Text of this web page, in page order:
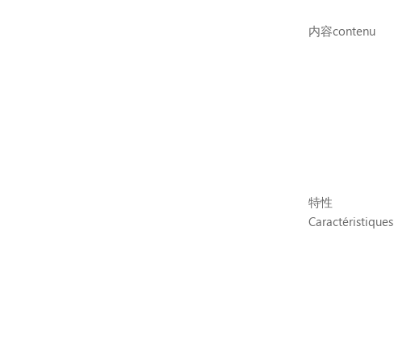
内容contenu
特性
Caractéristiques